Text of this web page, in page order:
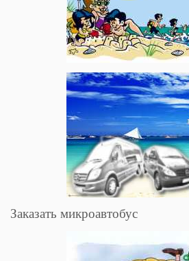
Заказать микроавтобус